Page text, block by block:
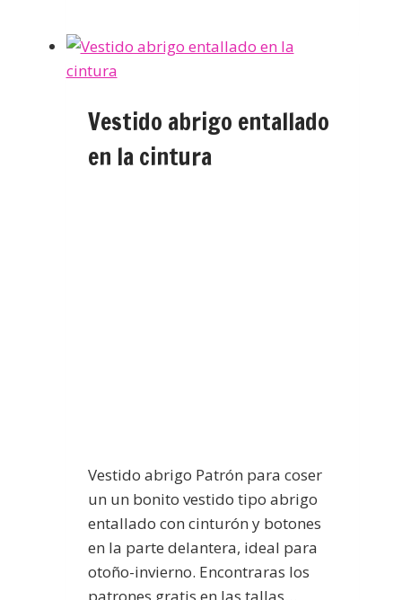
Vestido abrigo entallado
en la cintura
Vestido abrigo Patrón para coser
un un bonito vestido tipo abrigo
entallado con cinturón y botones
en la parte delantera, ideal para
otoño-invierno. Encontraras los
patrones gratis en las tallas…